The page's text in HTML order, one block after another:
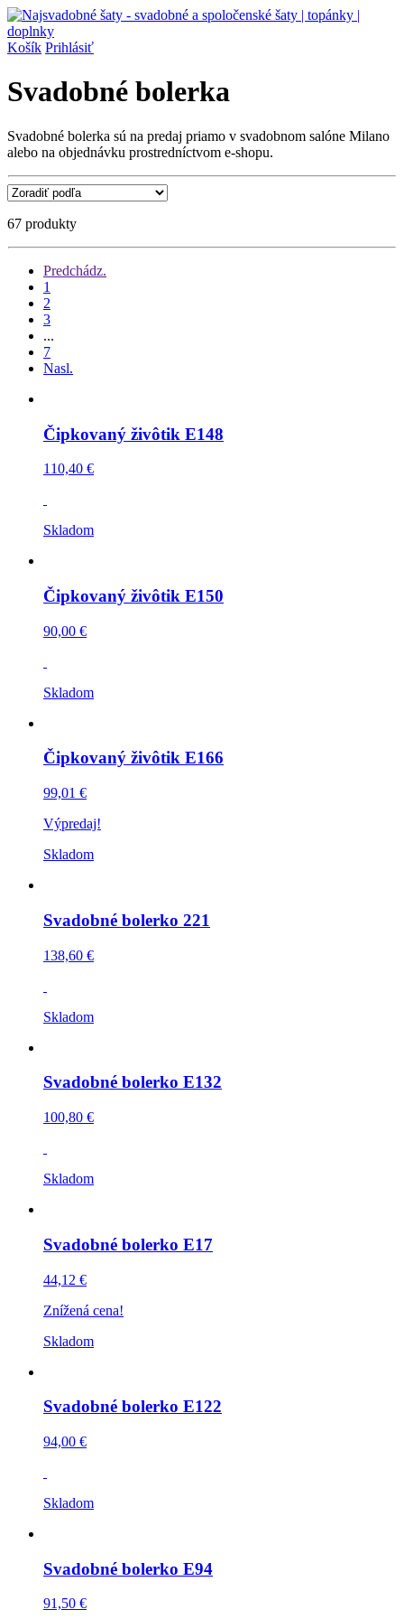
Košík Prihlásiť
Svadobné bolerka
Svadobné bolerka sú na predaj priamo v svadobnom salóne Milano
alebo na objednávku prostredníctvom e-shopu.
67 produkty
Predchádz.
1
2
3
...
7
Nasl.
Čipkovaný živôtik E148
110,40 €
Skladom
Čipkovaný živôtik E150
90,00 €
Skladom
Čipkovaný živôtik E166
99,01 €
Výpredaj!
Skladom
Svadobné bolerko 221
138,60 €
Skladom
Svadobné bolerko E132
100,80 €
Skladom
Svadobné bolerko E17
44,12 €
Znížená cena!
Skladom
Svadobné bolerko E122
94,00 €
Skladom
Svadobné bolerko E94
91,50 €